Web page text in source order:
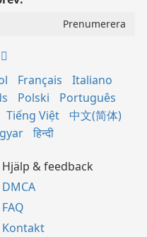
Français
Italiano
Polski
Português
Tiếng Việt
中文(简体)
हिन्दी
Hjälp & feedback
DMCA
FAQ
Kontakt